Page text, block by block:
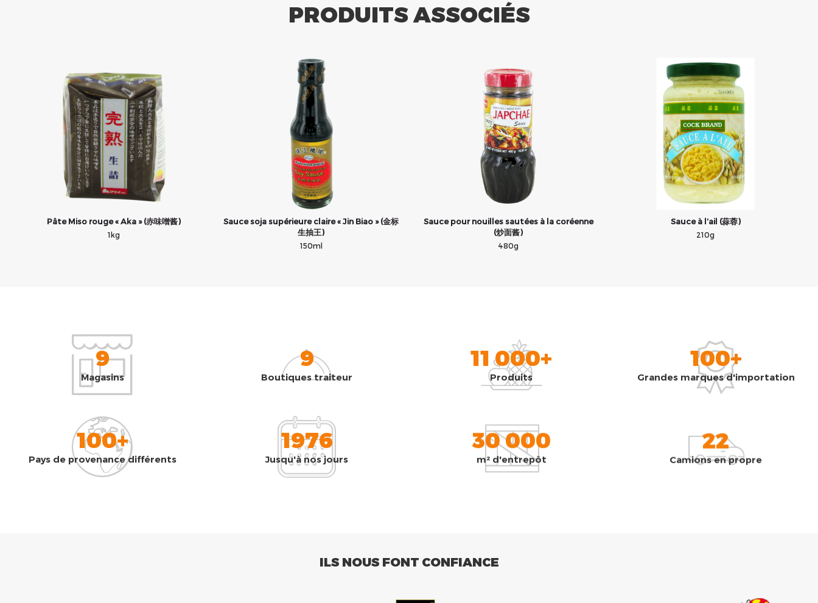
PRODUITS ASSOCIÉS
Pâte Miso rouge « Aka » (赤味噌酱)
1kg
Sauce soja supérieure claire « Jin Biao » (金标
生抽王)
150ml
Sauce pour nouilles sautées à la coréenne
(炒面酱)
480g
Sauce à l’ail (蒜蓉)
210g
9
Magasins
9
Boutiques traiteur
11 000+
Produits
100+
Grandes marques d'importation
100+
Pays de provenance différents
1976
Jusqu'à nos jours
30 000
m² d'entrepôt
22
Camions en propre
ILS NOUS FONT CONFIANCE